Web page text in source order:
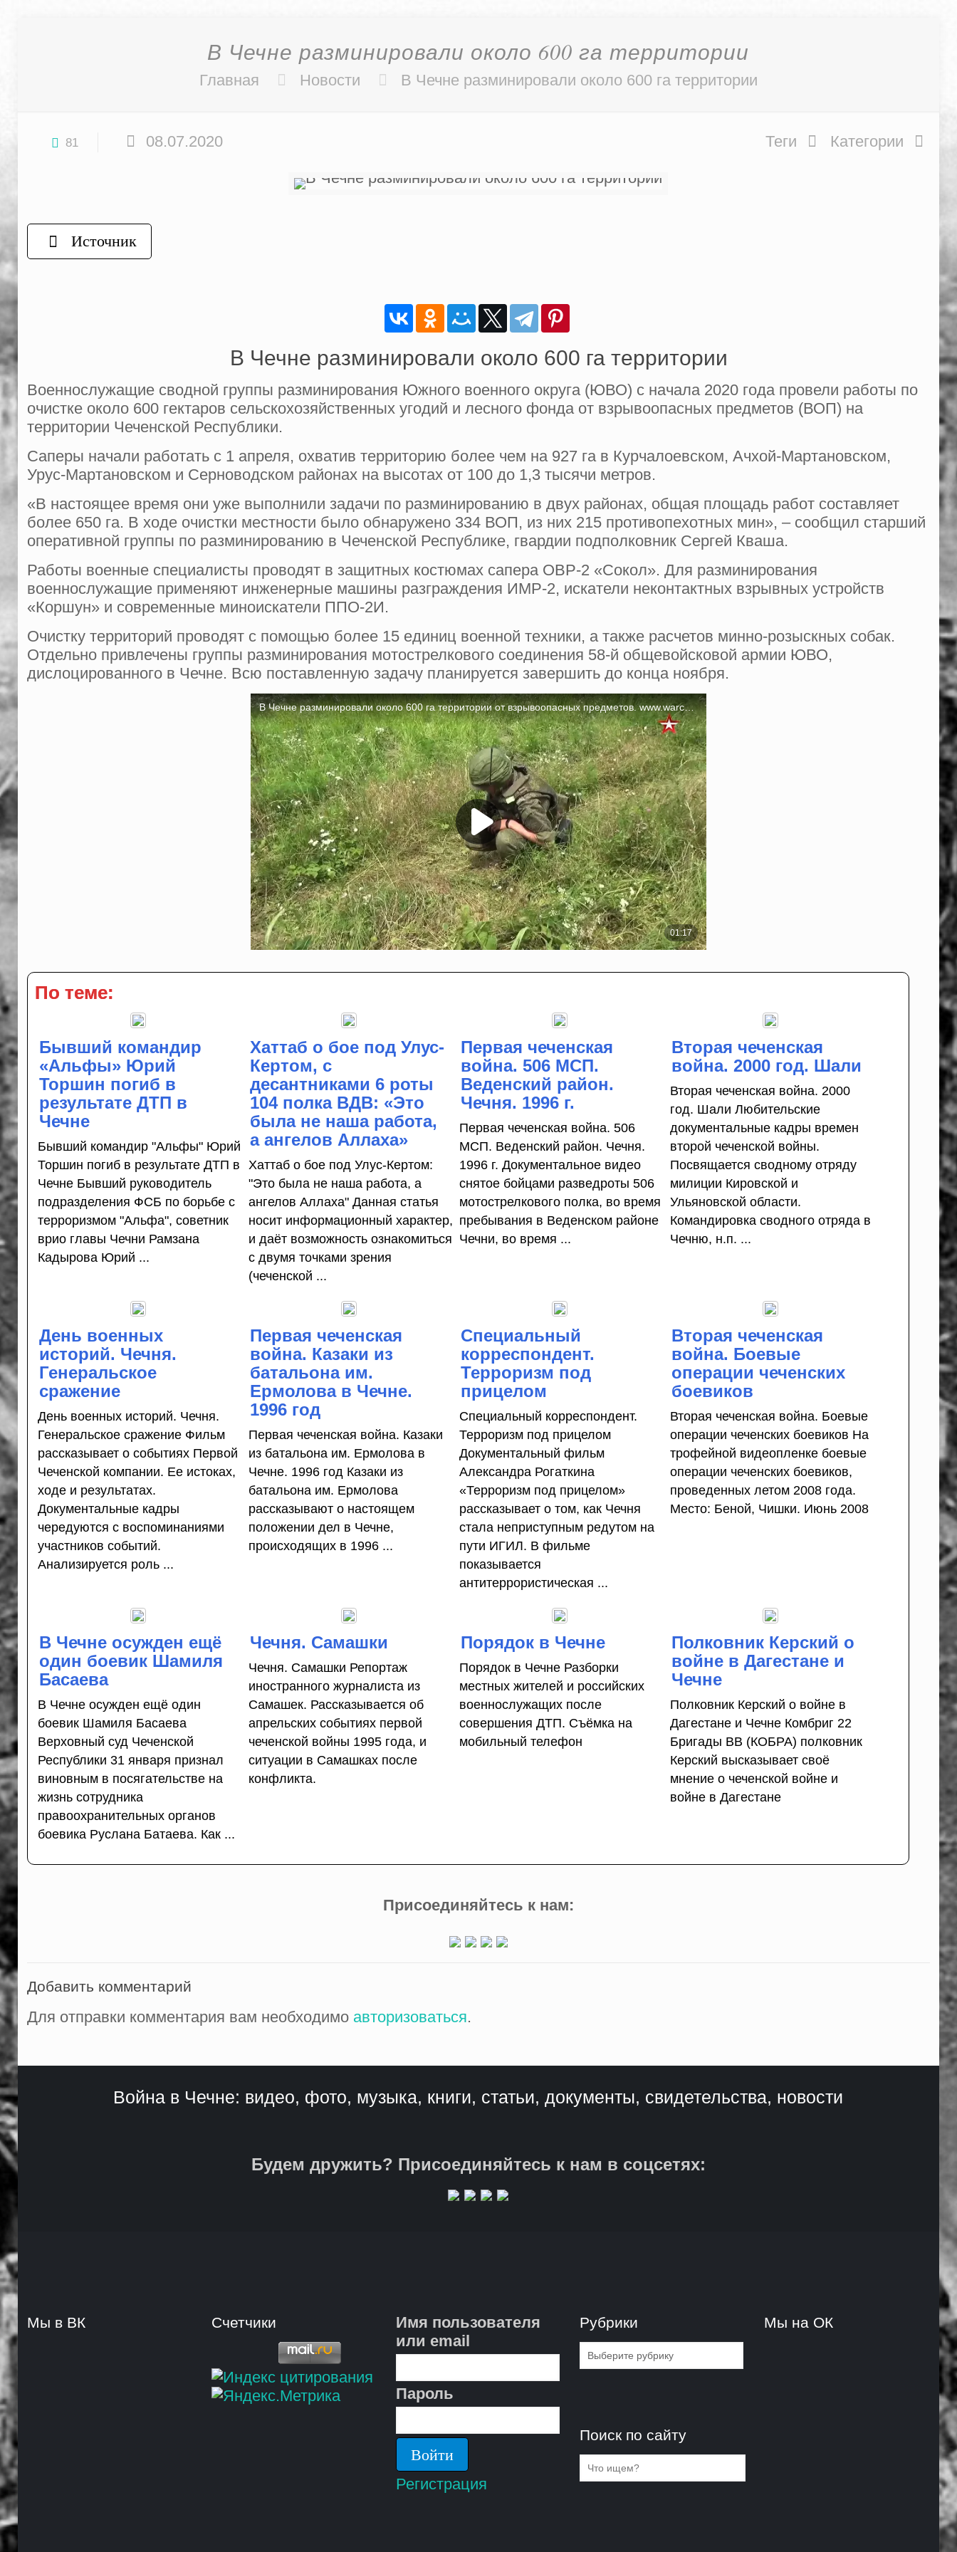
В Чечне разминировали около 600 га территории
Главная Новости В Чечне разминировали около 600 га территории
81 08.07.2020 Категории
Теги
Источник
В Чечне разминировали около 600 га территории
Военнослужащие сводной группы разминирования Южного военного округа (ЮВО) с начала 2020 года провели работы по
очистке около 600 гектаров сельскохозяйственных угодий и лесного фонда от взрывоопасных предметов (ВОП) на
территории Чеченской Республики.
Саперы начали работать с 1 апреля, охватив территорию более чем на 927 га в Курчалоевском, Ачхой-Мартановском,
Урус-Мартановском и Серноводском районах на высотах от 100 до 1,3 тысячи метров.
«В настоящее время они уже выполнили задачи по разминированию в двух районах, общая площадь работ составляет
более 650 га. В ходе очистки местности было обнаружено 334 ВОП, из них 215 противопехотных мин», – сообщил старший
оперативной группы по разминированию в Чеченской Республике, гвардии подполковник Сергей Кваша.
Работы военные специалисты проводят в защитных костюмах сапера ОВР-2 «Сокол». Для разминирования
военнослужащие применяют инженерные машины разграждения ИМР-2, искатели неконтактных взрывных устройств
«Коршун» и современные миноискатели ППО-2И.
Очистку территорий проводят с помощью более 15 единиц военной техники, а также расчетов минно-розыскных собак.
Отдельно привлечены группы разминирования мотострелкового соединения 58-й общевойсковой армии ЮВО,
дислоцированного в Чечне. Всю поставленную задачу планируется завершить до конца ноября.
По теме:
Бывший командир
«Альфы» Юрий
Торшин погиб в
результате ДТП в
Чечне
Бывший командир "Альфы" Юрий
Торшин погиб в результате ДТП в
Чечне Бывший руководитель
подразделения ФСБ по борьбе с
терроризмом "Альфа", советник
врио главы Чечни Рамзана
Кадырова Юрий ...
Хаттаб о бое под Улус-
Кертом, с
десантниками 6 роты
104 полка ВДВ: «Это
была не наша работа,
а ангелов Аллаха»
Хаттаб о бое под Улус-Кертом:
"Это была не наша работа, а
ангелов Аллаха" Данная статья
носит информационный характер,
и даёт возможность ознакомиться
с двумя точками зрения
(чеченской ...
Первая чеченская
война. 506 МСП.
Веденский район.
Чечня. 1996 г.
Первая чеченская война. 506
МСП. Веденский район. Чечня.
1996 г. Документальное видео
снятое бойцами разведроты 506
мотострелкового полка, во время
пребывания в Веденском районе
Чечни, во время ...
Вторая чеченская
война. 2000 год. Шали
Вторая чеченская война. 2000
год. Шали Любительские
документальные кадры времен
второй чеченской войны.
Посвящается сводному отряду
милиции Кировской и
Ульяновской области.
Командировка сводного отряда в
Чечню, н.п. ...
День военных
историй. Чечня.
Генеральское
сражение
День военных историй. Чечня.
Генеральское сражение Фильм
рассказывает о событиях Первой
Чеченской компании. Ее истоках,
ходе и результатах.
Документальные кадры
чередуются с воспоминаниями
участников событий.
Анализируется роль ...
Первая чеченская
война. Казаки из
батальона им.
Ермолова в Чечне.
1996 год
Первая чеченская война. Казаки
из батальона им. Ермолова в
Чечне. 1996 год Казаки из
батальона им. Ермолова
рассказывают о настоящем
положении дел в Чечне,
происходящих в 1996 ...
Специальный
корреспондент.
Терроризм под
прицелом
Специальный корреспондент.
Терроризм под прицелом
Документальный фильм
Александра Рогаткина
«Терроризм под прицелом»
рассказывает о том, как Чечня
стала неприступным редутом на
пути ИГИЛ. В фильме
показывается
антитеррористическая ...
Вторая чеченская
война. Боевые
операции чеченских
боевиков
Вторая чеченская война. Боевые
операции чеченских боевиков На
трофейной видеопленке боевые
операции чеченских боевиков,
проведенных летом 2008 года.
Место: Беной, Чишки. Июнь 2008
В Чечне осужден ещё
один боевик Шамиля
Басаева
В Чечне осужден ещё один
боевик Шамиля Басаева
Верховный суд Чеченской
Республики 31 января признал
виновным в посягательстве на
жизнь сотрудника
правоохранительных органов
боевика Руслана Батаева. Как ...
Чечня. Самашки
Чечня. Самашки Репортаж
иностранного журналиста из
Самашек. Рассказывается об
апрельских событиях первой
чеченской войны 1995 года, и
ситуации в Самашках после
конфликта.
Порядок в Чечне
Порядок в Чечне Разборки
местных жителей и российских
военнослужащих после
совершения ДТП. Съёмка на
мобильный телефон
Полковник Керский о
войне в Дагестане и
Чечне
Полковник Керский о войне в
Дагестане и Чечне Комбриг 22
Бригады ВВ (КОБРА) полковник
Керский высказывает своё
мнение о чеченской войне и
войне в Дагестане
Присоединяйтесь к нам:
Добавить комментарий
Для отправки комментария вам необходимо авторизоваться.
Война в Чечне: видео, фото, музыка, книги, статьи, документы, свидетельства, новости
Будем дружить? Присоединяйтесь к нам в соцсетях:
Мы в ВК Счетчики
Имя пользователя
или email
Пароль
Регистрация
Рубрики
Рубрики
Поиск по сайту
Мы на ОК